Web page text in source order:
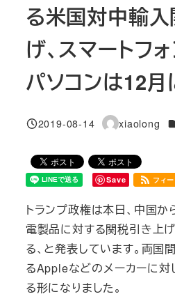
る米国対中輸
げ、スマートフ
パソコンは12
投稿日
2019-08-14
著
xiaolong
Save フィー
トランプ政権は本日、中国
電製品に対する関税引き上
る、と発表しています。両国
るAppleなどのメーカーに対
る形になりました。